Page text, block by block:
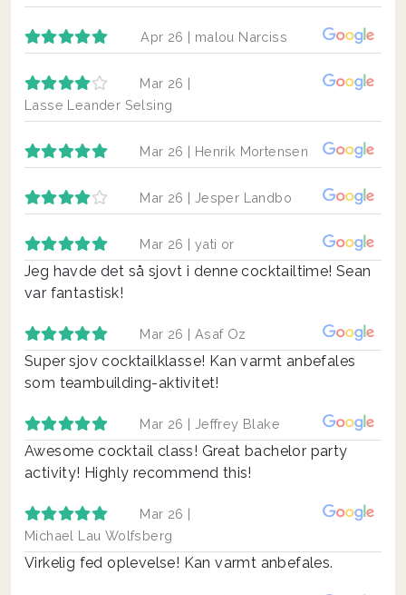
Apr 26 | malou Narciss
Mar 26 |
Lasse Leander Selsing
Mar 26 | Henrik Mortensen
Mar 26 | Jesper Landbo
Mar 26 | yati or
Jeg havde det så sjovt i denne cocktailtime! Sean
var fantastisk!
Mar 26 | Asaf Oz
Super sjov cocktailklasse! Kan varmt anbefales
som teambuilding-aktivitet!
Mar 26 | Jeffrey Blake
Awesome cocktail class! Great bachelor party
activity! Highly recommend this!
Mar 26 |
Michael Lau Wolfsberg
Virkelig fed oplevelse! Kan varmt anbefales.